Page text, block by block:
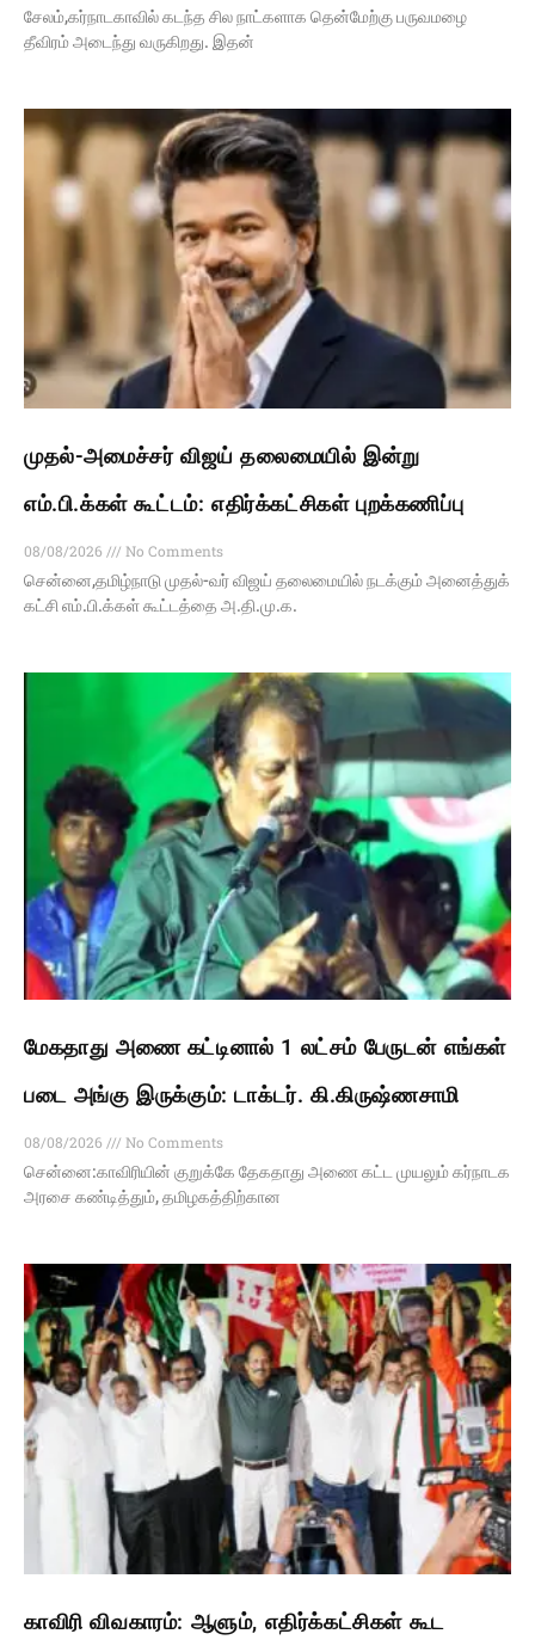
சேலம்,கர்நாடகாவில் கடந்த சில நாட்களாக தென்மேற்கு பருவமழை
தீவிரம் அடைந்து வருகிறது. இதன்
முதல்-அமைச்சர் விஜய் தலைமையில் இன்று
எம்.பி.க்கள் கூட்டம்: எதிர்க்கட்சிகள் புறக்கணிப்பு
08/08/2026
No Comments
சென்னை,தமிழ்நாடு முதல்-வர் விஜய் தலைமையில் நடக்கும் அனைத்துக்
கட்சி எம்.பி.க்கள் கூட்டத்தை அ.தி.மு.க.
மேகதாது அணை கட்டினால் 1 லட்சம் பேருடன் எங்கள்
படை அங்கு இருக்கும்: டாக்டர். கி.கிருஷ்ணசாமி
08/08/2026
No Comments
சென்னை:காவிரியின் குறுக்கே தேகதாது அணை கட்ட முயலும் கர்நாடக
அரசை கண்டித்தும், தமிழகத்திற்கான
காவிரி விவகாரம்: ஆளும், எதிர்க்கட்சிகள் கூட